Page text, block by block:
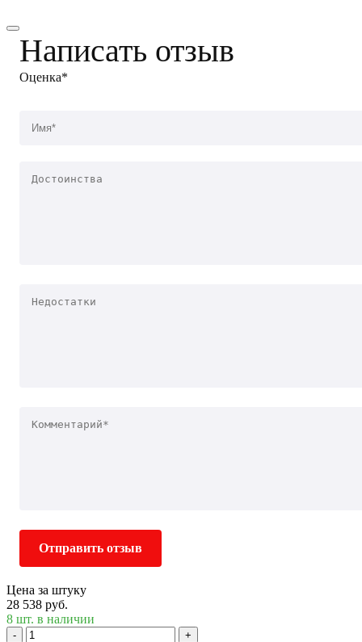
Написать отзыв
Оценка*
Отправить отзыв
Цена за штуку
28 538 руб.
8 шт. в наличии
- +